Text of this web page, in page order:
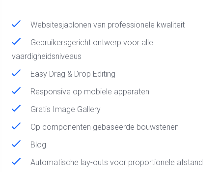
Websitesjablonen van professionele kwaliteit
Gebruikersgericht ontwerp voor alle
vaardigheidsniveaus
Easy Drag & Drop Editing
Responsive op mobiele apparaten
Gratis Image Gallery
Op componenten gebaseerde bouwstenen
Blog
Automatische lay-outs voor proportionele afstand